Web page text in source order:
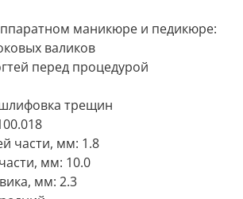
маникюре и педикюре:
валиков
перед процедурой
трещин
части, мм: 1.8
мм: 10.0
мм: 2.3